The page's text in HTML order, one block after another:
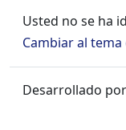
Usted no se ha
Cambiar al
Desarrollado por